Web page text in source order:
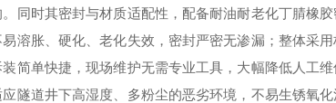
同时其密封与材质适配性，配备耐油耐老化丁腈橡
溶胀、硬化、老化失效，密封严密无渗漏；整体采
简单快捷，现场维护无需专业工具，大幅降低人工
隧道井下高湿度、多粉尘的恶劣环境，不易生锈氧